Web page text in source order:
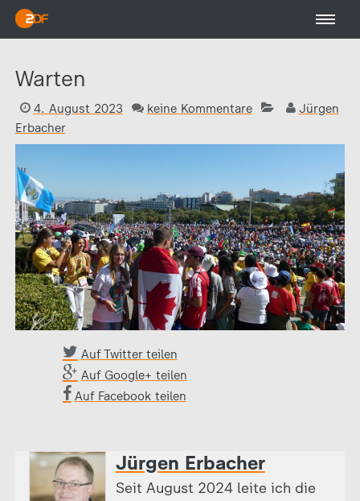
Warten
4. August 2023 keine Kommentare
Jürgen
Erbacher
Auf Twitter teilen
Auf Google+ teilen
Auf Facebook teilen
Jürgen Erbacher
Seit August 2024 leite ich die